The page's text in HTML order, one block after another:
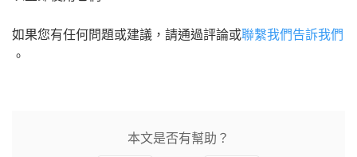
如果您有任何問題或建議，請通過評論或聯繫我們告訴我們
。
本文是否有幫助？